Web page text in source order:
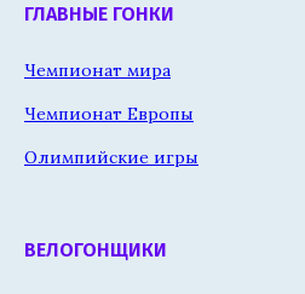
ГЛАВНЫЕ ГОНКИ
Чемпионат мира
Чемпионат Европы
Олимпийские игры
ВЕЛОГОНЩИКИ